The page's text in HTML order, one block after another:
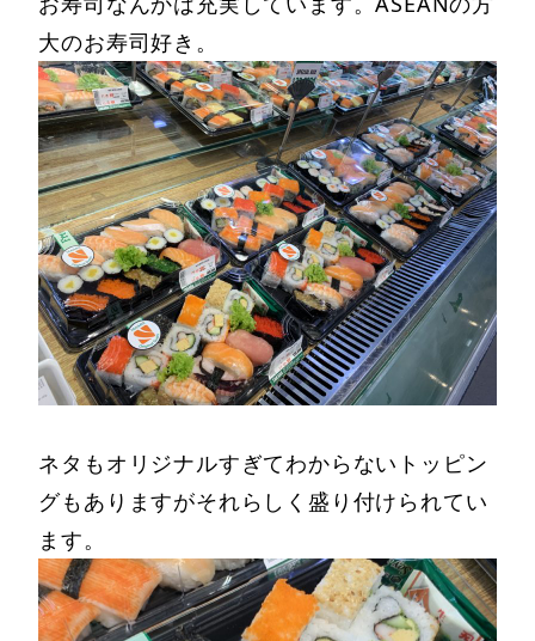
大のお寿司好き。
ネタもオリジナルすぎてわからないトッピン
グもありますがそれらしく盛り付けられてい
ます。